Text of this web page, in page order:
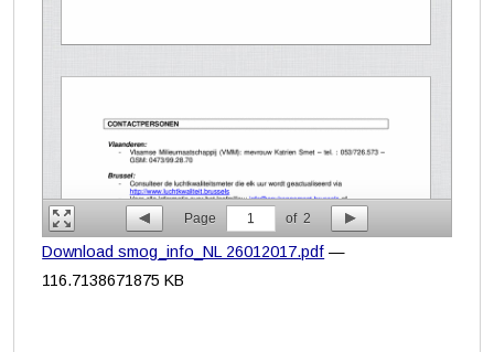
Page 1 of 2
Download smog_info_NL 26012017.pdf —
116.7138671875 KB